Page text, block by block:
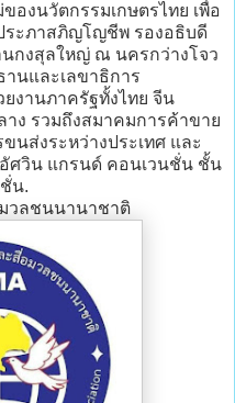
งนวัตกรรมเกษตรไทย เพื่อ
ระภาสภิญโญชีพ รองอธิบดี
กงสุลใหญ่ ณ นครกว่างโจว
านและเลขาธิการ
งานภาครัฐทั้งไทย จีน
าง รวมถึงสมาคมการค้าขาย
นส่งระหว่างประเทศ และ
ศวิน แกรนด์ คอนเวนชั่น ชั้น
น.
วลชนนานาชาติ